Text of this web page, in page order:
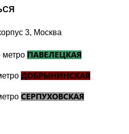
3, Москва
ПАВЕЛЕЦКАЯ
ДОБРЫНИНСКАЯ
СЕРПУХОВСКАЯ